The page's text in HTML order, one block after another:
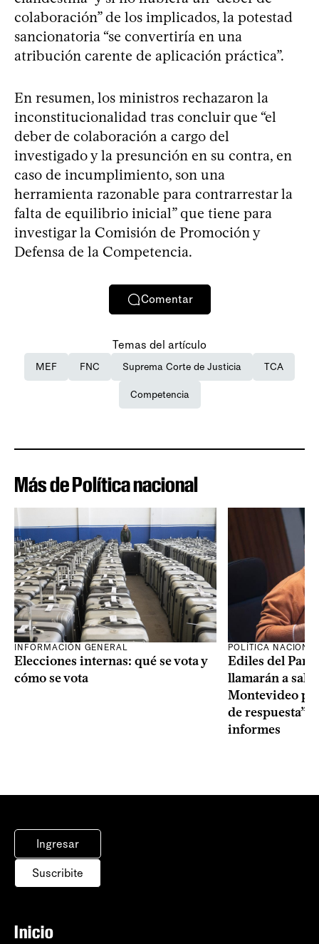
colaboración” de los implicados, la potestad
sancionatoria “se convertiría en una
atribución carente de aplicación práctica”.
En resumen, los ministros rechazaron la
inconstitucionalidad tras concluir que “el
deber de colaboración a cargo del
investigado y la presunción en su contra, en
caso de incumplimiento, son una
herramienta razonable para contrarrestar la
falta de equilibrio inicial” que tiene para
investigar la Comisión de Promoción y
Defensa de la Competencia.
Comentar
Temas del artículo
MEF FNC Suprema Corte de Justicia TCA
Competencia
Más de Política nacional
INFORMACIÓN GENERAL
Elecciones internas: qué se vota y
cómo se vota
POLÍTICA
Ediles del
llamarán a sala
Montevideo
de respuesta”
informes
Ingresar
Suscribite
Inicio